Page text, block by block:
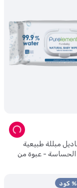
مبللة طبيعية
الحساسة - عبوة من